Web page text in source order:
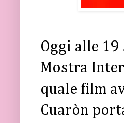
Oggi alle
Mostra
quale film
Cuaròn